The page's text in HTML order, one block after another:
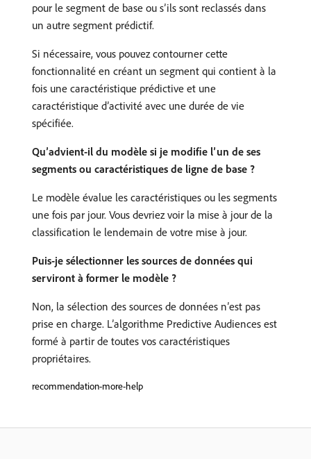
pour le segment de base ou s’ils sont reclassés dans
un autre segment prédictif.
Si nécessaire, vous pouvez contourner cette
fonctionnalité en créant un segment qui contient à la
fois une caractéristique prédictive et une
caractéristique d’activité avec une durée de vie
spécifiée.
Qu’advient-il du modèle si je modifie l’un de ses
segments ou caractéristiques de ligne de base ?
Le modèle évalue les caractéristiques ou les segments
une fois par jour. Vous devriez voir la mise à jour de la
classification le lendemain de votre mise à jour.
Puis-je sélectionner les sources de données qui
serviront à former le modèle ?
Non, la sélection des sources de données n’est pas
prise en charge. L’algorithme Predictive Audiences est
formé à partir de toutes vos caractéristiques
propriétaires.
recommendation-more-help